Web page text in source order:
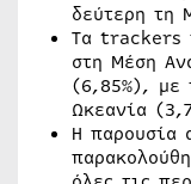
δεύτερη τη
Τα trackers
στη Μέση
(6,85%), με
Ωκεανία
Η παρουσία